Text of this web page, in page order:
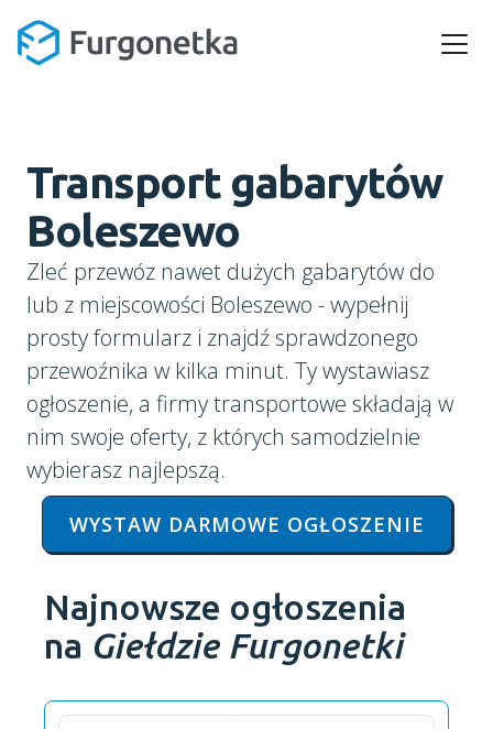
Transport gabarytów
Boleszewo
Zleć przewóz nawet dużych gabarytów do
lub z miejscowości Boleszewo - wypełnij
prosty formularz i znajdź sprawdzonego
przewoźnika w kilka minut. Ty wystawiasz
ogłoszenie, a firmy transportowe składają w
nim swoje oferty, z których samodzielnie
wybierasz najlepszą.
WYSTAW DARMOWE OGŁOSZENIE
Najnowsze ogłoszenia
na Giełdzie Furgonetki